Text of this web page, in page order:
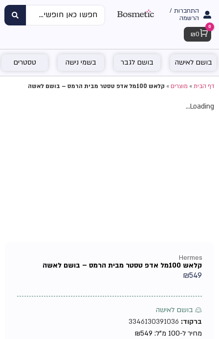
התחברות /
הרשמה
Cart
0
₪ 0
בושם לאישה בושם לגבר בשמי נישה טסטרים
דף הבית»מוצרים»קלאש 100מל אדפ טסטר מבית הרמס – בושם לאשה
Loading...
Hermes
קלאש 100מל אדפ טסטר מבית הרמס – בושם לאשה
₪549
♀ בושם לאישה
ברקוד:3346130391036
מחיר ל-100 מ"ל:
₪549